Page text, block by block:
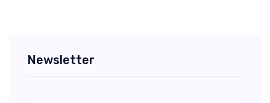
Newsletter